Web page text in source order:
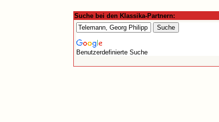
Suche bei den Klassika-Partnern:
Benutzerdefinierte Suche